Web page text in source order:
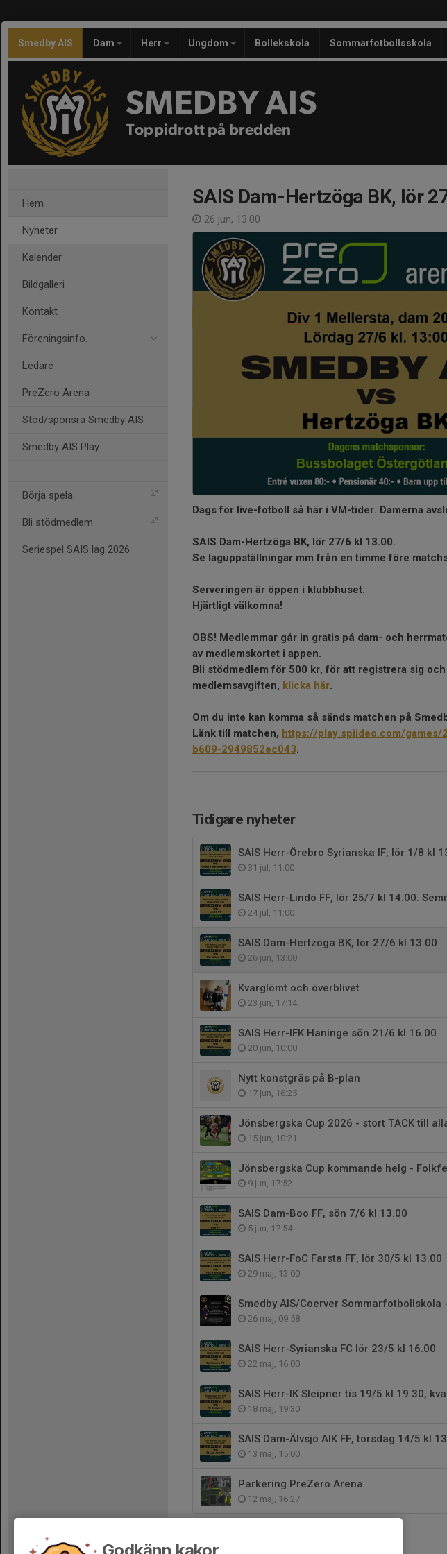
Smedby AIS Dam Herr Ungdom Bollekskola Sommarfotbollsskola
SMEDBY AIS
Toppidrott på bredden
Hem
Nyheter
Kalender
Bildgalleri
Kontakt
Föreningsinfo.
Ledare
PreZero Arena
Stöd/sponsra Smedby AIS
Smedby AIS Play
Börja spela
Bli stödmedlem
Seriespel SAIS lag 2026
SAIS Dam-Hertzöga BK, lör
26 jun, 13:00
Dags för live-fotboll så här i VM-tider. Damerna
SAIS Dam-Hertzöga BK, lör 27/6 kl 13.00.
Se laguppställningar mm från en timme före
Serveringen är öppen i klubbhuset.
Hjärtligt välkomna!
OBS! Medlemmar går in gratis på dam- och
av medlemskortet i appen.
Bli stödmedlem för 500 kr, för att registrera sig
medlemsavgiften, klicka här.
Om du inte kan komma så sänds matchen på
Länk till matchen, https://play.spiideo.com/
b609-2949852ec043.
Tidigare nyheter
SAIS Herr-Örebro Syrianska IF, lör 1/8 kl
31 jul, 11:00
SAIS Herr-Lindö FF, lör 25/7 kl 14.00.
24 jul, 11:00
SAIS Dam-Hertzöga BK, lör 27/6 kl 13.00
26 jun, 13:00
Kvarglömt och överblivet
23 jun, 17:14
SAIS Herr-IFK Haninge sön 21/6 kl 16.00
20 jun, 10:00
Nytt konstgräs på B-plan
17 jun, 16:25
Jönsbergska Cup 2026 - stort TACK till
15 jun, 10:21
Jönsbergska Cup kommande helg -
9 jun, 17:52
SAIS Dam-Boo FF, sön 7/6 kl 13.00
5 jun, 17:54
SAIS Herr-FoC Farsta FF, lör 30/5 kl 13.00
29 maj, 13:00
Smedby AIS/Coerver
26 maj, 09:58
SAIS Herr-Syrianska FC lör 23/5 kl 16.00
22 maj, 16:00
SAIS Herr-IK Sleipner tis 19/5 kl 19.30,
18 maj, 19:30
SAIS Dam-Älvsjö AIK FF, torsdag 14/5 kl
13 maj, 15:00
Parkering PreZero Arena
12 maj, 16:27